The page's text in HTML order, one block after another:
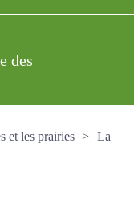
des
et les prairies